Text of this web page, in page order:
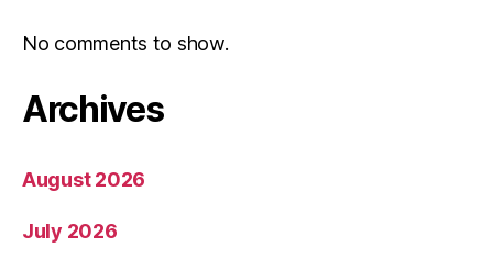
No comments to show.
Archives
August 2026
July 2026